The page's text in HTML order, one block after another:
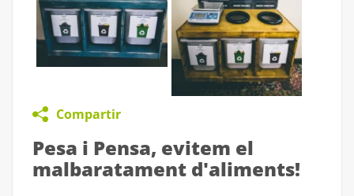
Compartir
Pesa i Pensa, evitem el
malbaratament d'aliments!